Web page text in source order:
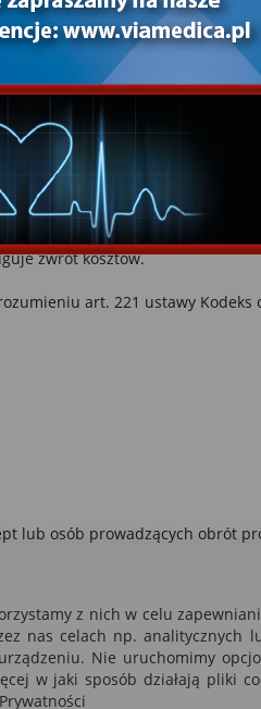
lub e-mailem na adres:
o koszty
manipulacyjne wynoszą 10%,
wynoszą 35%,
zwrot kosztów.
art. 221 ustawy Kodeks
lub osób prowadzących obrót
z nich w celu
nas celach np. analitycznych
Nie uruchomimy
w jaki sposób działają pliki